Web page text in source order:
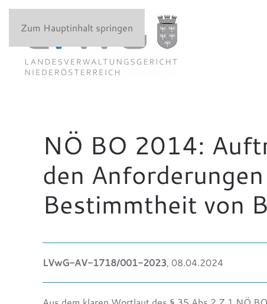
Zum Hauptinhalt springen
NÖ BO 2014:
den
Bestimmtheit von
LVwG-AV-1718/001-2023, 08.04.2024